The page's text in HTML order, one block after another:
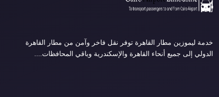
خدمة ليموزين مطار القاهرة توفر نقل فاخر وآمن من مطار القاهرة
الدولي إلى جميع أنحاء القاهرة والإسكندرية وباقي المحافظات....